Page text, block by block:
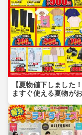
【夏物値下しました
ますぐ使える夏物が
チャンス！